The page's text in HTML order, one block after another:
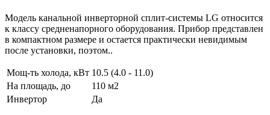
Модель канальной инверторной сплит-системы LG относится
к классу средненапорного оборудования. Прибор представлен
в компактном размере и остается практически невидимым
после установки, поэтом..
Мощ-ть холода, кВт 10.5 (4.0 - 11.0)
На площадь, до
110 м2
Инвертор
Да